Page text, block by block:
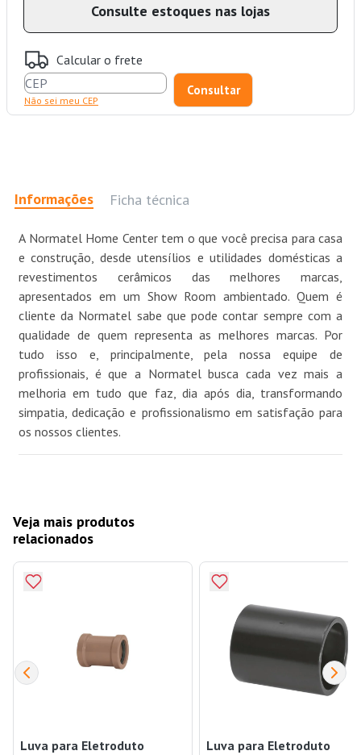
Consulte estoques nas lojas
Calcular o frete
Não sei meu CEP
Informações Ficha técnica
A Normatel Home Center tem o que você precisa para casa
e construção, desde utensílios e utilidades domésticas a
revestimentos cerâmicos das melhores marcas,
apresentados em um Show Room ambientado. Quem é
cliente da Normatel sabe que pode contar sempre com a
qualidade de quem representa as melhores marcas. Por
tudo isso e, principalmente, pela nossa equipe de
profissionais, é que a Normatel busca cada vez mais a
melhoria em tudo que faz, dia após dia, transformando
simpatia, dedicação e profissionalismo em satisfação para
os nossos clientes.
Veja mais produtos
relacionados
Luva para Eletroduto
Luva para Eletroduto